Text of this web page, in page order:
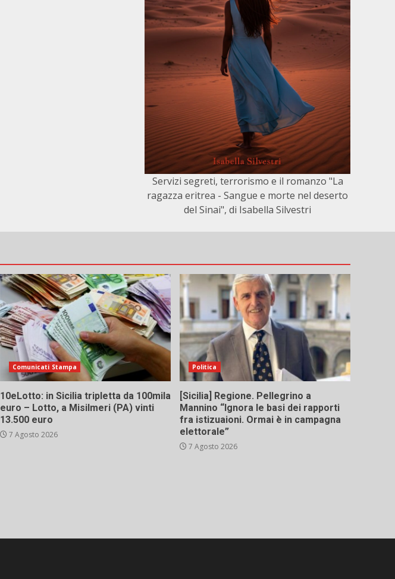
Servizi segreti, terrorismo e il romanzo "La
ragazza eritrea - Sangue e morte nel deserto
del Sinai", di Isabella Silvestri
Comunicati Stampa
10eLotto: in Sicilia tripletta da 100mila
euro – Lotto, a Misilmeri (PA) vinti
13.500 euro
7 Agosto 2026
Politica
[Sicilia] Regione. Pellegrino a
Mannino “Ignora le basi dei rapporti
fra istizuaioni. Ormai è in campagna
elettorale”
7 Agosto 2026